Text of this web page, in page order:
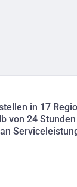
in 17
von 24